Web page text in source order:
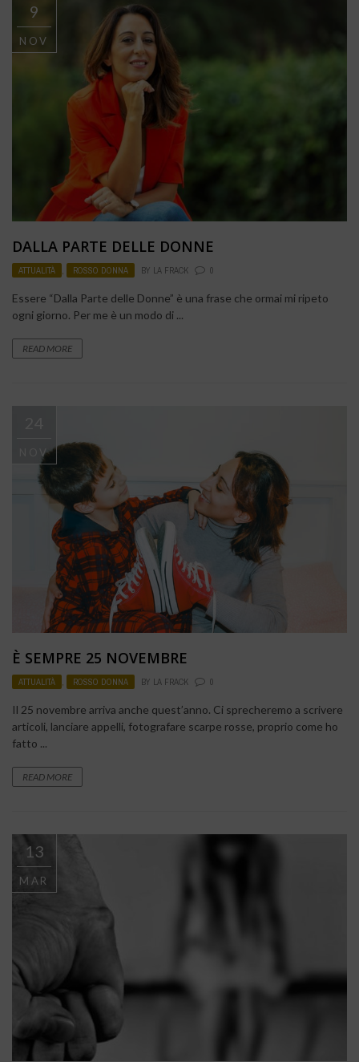
9
NOV
DALLA PARTE DELLE DONNE
ATTUALITÀ , ROSSO DONNA BY LA FRACK 0
Essere “Dalla Parte delle Donne” è una frase che ormai mi ripeto
ogni giorno. Per me è un modo di ...
READ MORE
NOV
È SEMPRE 25 NOVEMBRE
ATTUALITÀ , ROSSO DONNA BY LA FRACK 0
Il 25 novembre arriva anche quest’anno. Ci sprecheremo a scrivere
articoli, lanciare appelli, fotografare scarpe rosse, proprio come ho
fatto ...
READ MORE
13
MAR